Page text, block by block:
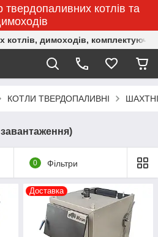
твердопаливних котлів та
котлів, димоходів,
КОТЛИ ТВЕРДОПАЛИВНІ
0 Фільтри
Доставка